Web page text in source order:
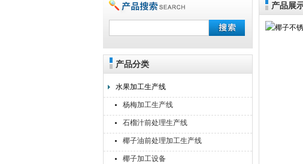
靖江佳莉食品机械有限公司
产品分类
水果加工生产线
杨梅加工生产线
石榴汁前处理生产线
椰子油前处理加工生产线
椰子加工设备
产品展